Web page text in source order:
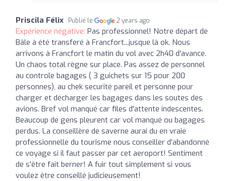
Priscila Félix Publié le 2 years ago
Expérience négative: Pas professionnel! Notre départ de
Bâle à été transferé à Francfort...jusque là ok. Nous
arrivons à Francfort le matin du vol avec 2h40 d'avance.
Un chaos total règne sur place. Pas assez de personnel
au controle bagages ( 3 guichets sur 15 pour 200
personnes), au chek securité pareil et personne pour
charger et décharger les bagages dans les soutes des
avions. Bref vol manqué car files d'attente indescentes.
Beaucoup de gens pleurent car vol manqué ou bagages
perdus. La conseillère de saverne aurai du en vraie
professionnelle du tourisme nous conseiller d'abandonné
ce voyage si il faut passer par cet aeroport! Sentiment
de s'être fait berner! A fuir tout simplement si vous
voulez être conseillé judicieusement!